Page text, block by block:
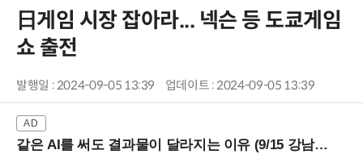
日게임 시장 잡아라... 넥슨 등 도쿄게임
쇼 출전
발행일 : 2024-09-05 13:39 업데이트 : 2024-09-05 13:39
같은 AI를 써도 결과물이 달라지는 이유 (9/15 강남역)